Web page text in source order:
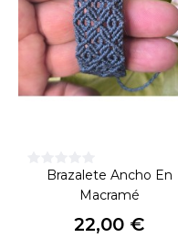
Brazalete Ancho En
Macramé
22,00 €